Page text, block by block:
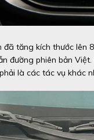
tăng kích thước lên
đường phiên bản
là các tác vụ khác